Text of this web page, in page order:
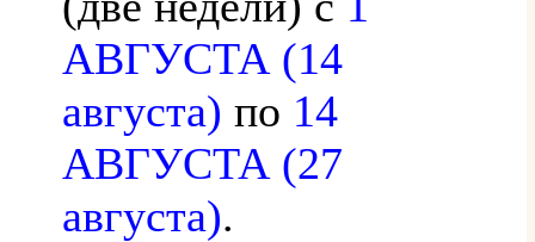
АВГУСТА (14
августа) по 14
АВГУСТА (27
августа).